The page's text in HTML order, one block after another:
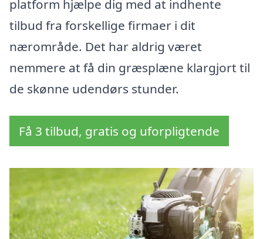
platform hjælpe dig med at indhente
tilbud fra forskellige firmaer i dit
nærområde. Det har aldrig været
nemmere at få din græsplæne klargjort til
de skønne udendørs stunder.
Få 3 tilbud, gratis og uforpligtende